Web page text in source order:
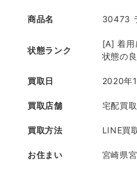
商品名 30473
状態ランク
[A] 着用
状態の
買取日 2020年
買取店舗 宅配買
買取方法 LINE買
お住まい 宮崎県